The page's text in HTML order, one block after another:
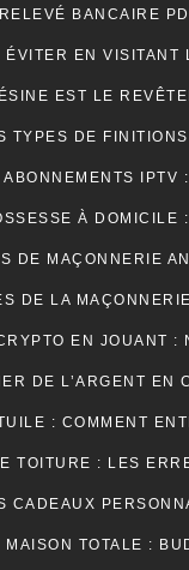
DE L’ARGENT EN
CADEAUX